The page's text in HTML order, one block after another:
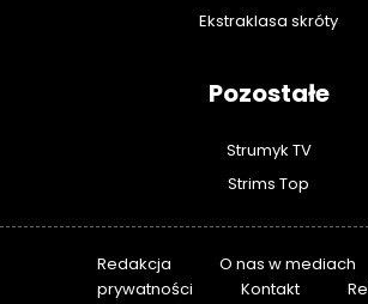
Ekstraklasa skróty
Pozostałe
Strumyk TV
Strims Top
Redakcja O nas w mediach
prywatności
Kontakt